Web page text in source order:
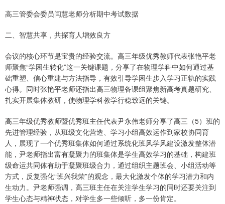
高三管委会委员闫慧老师分析期中考试数据
二、智慧共享，共探育人增效良方
会议的核心环节是宝贵的经验交流。高三年级优秀教师代表张艳平老
师聚焦“学困生转化”这一关键课题，分享了在物理学科中如何通过基
础重塑、信心重建与方法指导，有效引导学困生步入学习正轨的实践
心得。同时张艳平老师还指出高三物理备课组聚焦新高考真题研究、
扎实开展集体教研，使物理学科教学行稳致远的关键。
高三年级优秀教师暨优秀班主任代表尹永伟老师分享了高三（5）班的
先进管理经验，从班级文化营造、学习小组高效运作到家校协同育
人，展现了一个优秀班集体如何通过系统化班风学风建设激发整体潜
能，尹老师指出富有凝聚力的班集体是学生高效学习的基础，构建班
级命运共同体有助于凝聚班级合力，通过组织主题班会、小组活动等
方式，反复强化“班兴我荣”的观念，最大化激发个体的学习潜力和内
生动力。尹老师强调，高三班主任在关注学生学习的同时还要关注到
学生心态与精神状态，对学生多一些倾听，多一份肯定。